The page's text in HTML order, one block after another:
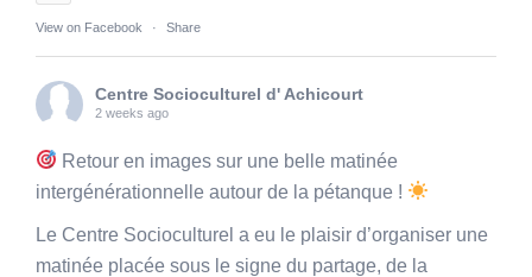
View on Facebook · Share
Centre Socioculturel d' Achicourt
2 weeks ago
Retour en images sur une belle matinée
intergénérationnelle autour de la pétanque !
Le Centre Socioculturel a eu le plaisir d’organiser une
matinée placée sous le signe du partage, de la